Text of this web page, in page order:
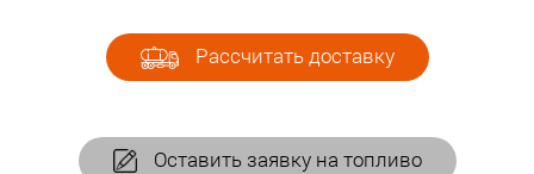
Рассчитать доставку
Оставить заявку на топливо